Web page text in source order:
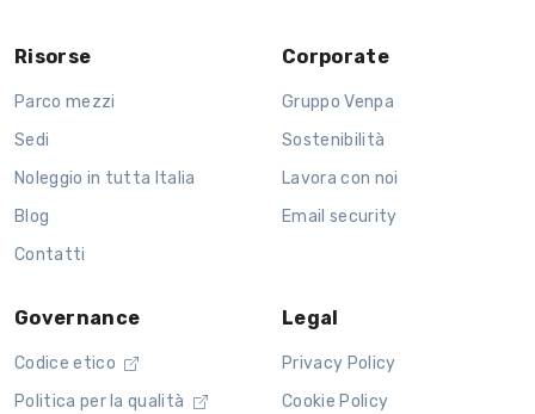
Risorse
Parco mezzi
Sedi
Noleggio in tutta Italia
Blog
Contatti
Corporate
Gruppo Venpa
Sostenibilità
Lavora con noi
Email security
Governance
Codice etico
Politica per la qualità
Legal
Privacy Policy
Cookie Policy